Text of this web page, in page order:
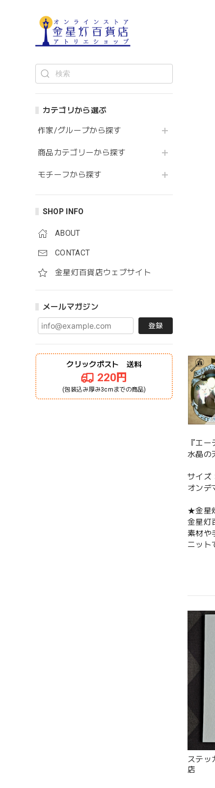
カテゴリから選ぶ
作家/グループから探す
商品カテゴリーから探す
モチーフから探す
SHOP INFO
ABOUT
CONTACT
金星灯百貨店ウェブサイト
メールマガジン
登録
クリックポスト 送料
220円
(包装込み厚み3cmまでの商品)
『エ
水晶の
サイズ
オン
★金星
金星灯
素材や
ニット
ステッ
店